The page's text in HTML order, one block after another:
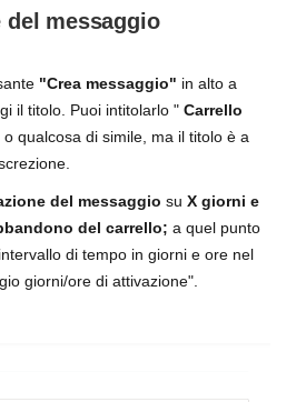
del messaggio
"Crea messaggio" in alto a
il titolo. Puoi intitolarlo " Carrello
o qualcosa di simile, ma il titolo è a
del messaggio su X giorni e
del carrello; a quel punto
di tempo in giorni e ore nel
giorni/ore di attivazione".